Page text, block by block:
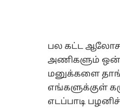
பல கட்ட
அணிகளும்
மனுக்களை
எங்களுக்குள்
எடப்பாடி